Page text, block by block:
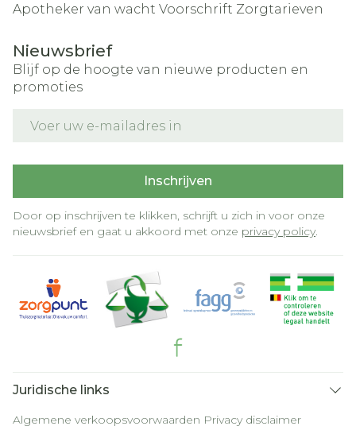
Apotheker van wacht Voorschrift Zorgtarieven
Nieuwsbrief
Blijf op de hoogte van nieuwe producten en
promoties
Inschrijven
Door op inschrijven te klikken, schrijft u zich in voor onze
nieuwsbrief en gaat u akkoord met onze privacy policy.
Juridische links
Algemene verkoopsvoorwaarden Privacy disclaimer